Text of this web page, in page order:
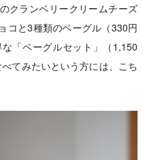
クランベリークリームチーズ
コと3種類のベーグル（330円
「ベーグルセット」（1,150
てみたいという方には、こち